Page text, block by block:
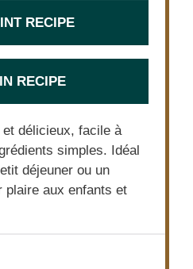
RECIPE
RECIPE
délicieux, facile à
simples. Idéal
déjeuner ou un
plaire aux enfants et